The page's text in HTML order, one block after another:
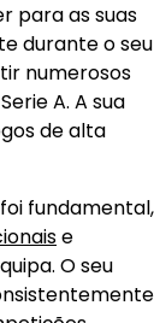
para as suas
durante o seu
numerosos
A. A sua
de alta
fundamental,
e
O seu